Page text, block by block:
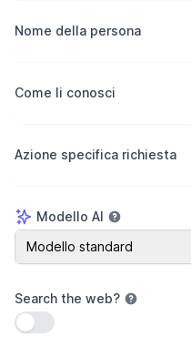
Nome della persona
Come li conosci
Azione specifica richiesta
Modello AI
Modello AI
Modello standard
Search the web?
Usa impostazione